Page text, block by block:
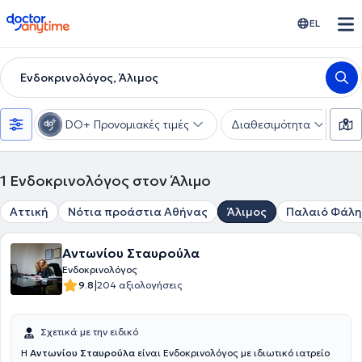
doctoranytime EL
Ενδοκρινολόγος, Άλιμος
DO+ Προνομιακές τιμές Διαθεσιμότητα
1 Ενδοκρινολόγος στον Άλιμο
Αττική Νότια προάστια Αθήνας Άλιμος Παλαιό
Αντωνίου Σταυρούλα
Ενδοκρινολόγος
9.8|204 αξιολογήσεις
Σχετικά με την ειδικό
Η Αντωνίου Σταυρούλα είναι Ενδοκρινολόγος με ιδιωτικό ιατρείο